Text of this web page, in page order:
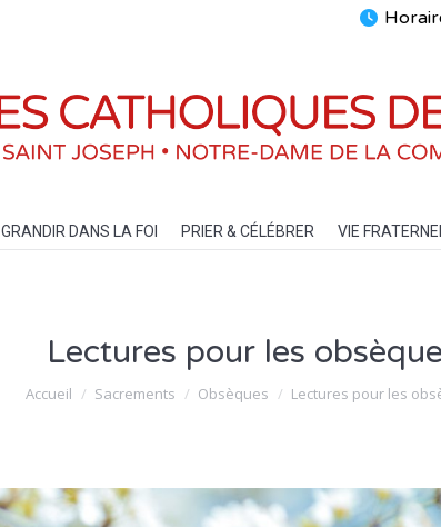
GRANDIR DANS LA FOI PRIER & CÉLÉBRER VIE
Lectures pour les
Vous êtes ici :
Accueil Sacrements Obsèques Lectures pour les
PRIER & CÉLÉBRER VIE